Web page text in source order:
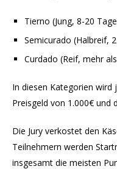
Tierno (Jung, 8-20
Semicurado (Halbreif,
Curdado (Reif, mehr
In diesen Kategorien
Preisgeld von 1.000€ und
Die Jury verkostet den
Teilnehmern werden
insgesamt die meisten